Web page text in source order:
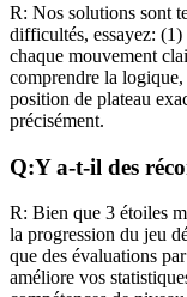
R: Nos solutions sont
difficultés, essayez:
chaque mouvement
comprendre la
position de plateau
précisément.
Q:Y a-t-il des
R: Bien que 3 étoiles
la progression du jeu
que des évaluations
améliore vos